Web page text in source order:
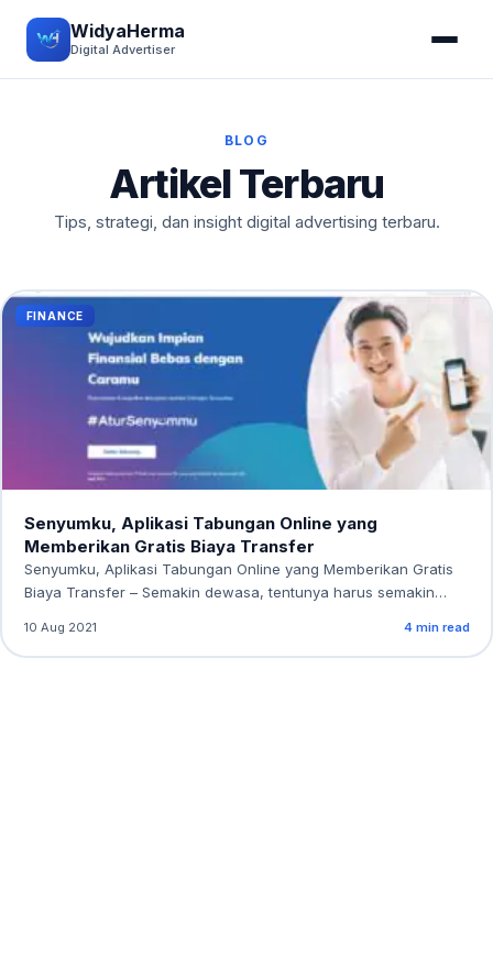
WidyaHerma
Digital Advertiser
BLOG
Artikel Terbaru
Tips, strategi, dan insight digital advertising terbaru.
FINANCE
Senyumku, Aplikasi Tabungan Online yang
Memberikan Gratis Biaya Transfer
Senyumku, Aplikasi Tabungan Online yang Memberikan Gratis
Biaya Transfer – Semakin dewasa, tentunya harus semakin…
10 Aug 2021 4 min read